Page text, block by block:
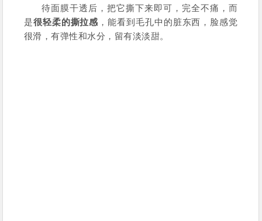
待面膜干透后，把它撕下来即可，完全不痛，而
是很轻柔的撕拉感 ，能看到毛孔中的脏东西，脸感觉
很滑，有弹性和水分，留有淡淡甜。